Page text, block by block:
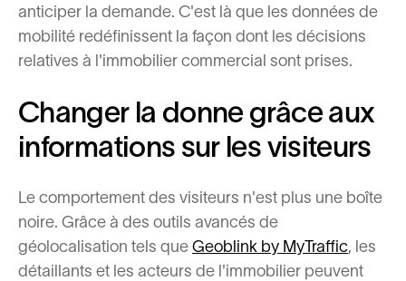
anticiper la demande. C'est là que les données de
mobilité redéfinissent la façon dont les décisions
relatives à l'immobilier commercial sont prises.
Changer la donne grâce aux
informations sur les visiteurs
Le comportement des visiteurs n'est plus une boîte
noire. Grâce à des outils avancés de
géolocalisation tels que Geoblink by MyTraffic, les
détaillants et les acteurs de l'immobilier peuvent